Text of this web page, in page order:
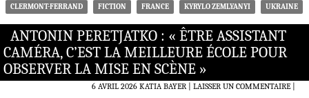
CLERMONT-FERRAND FICTION FRANCE KYRYLO ZEMLYANYI UKRAINE
ANTONIN PERETJATKO : « ÊTRE ASSISTANT
CAMÉRA, C’EST LA MEILLEURE ÉCOLE POUR
OBSERVER LA MISE EN SCÈNE »
6 AVRIL 2026 KATIA BAYER LAISSER UN COMMENTAIRE|